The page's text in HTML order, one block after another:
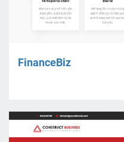
FinanceBiz